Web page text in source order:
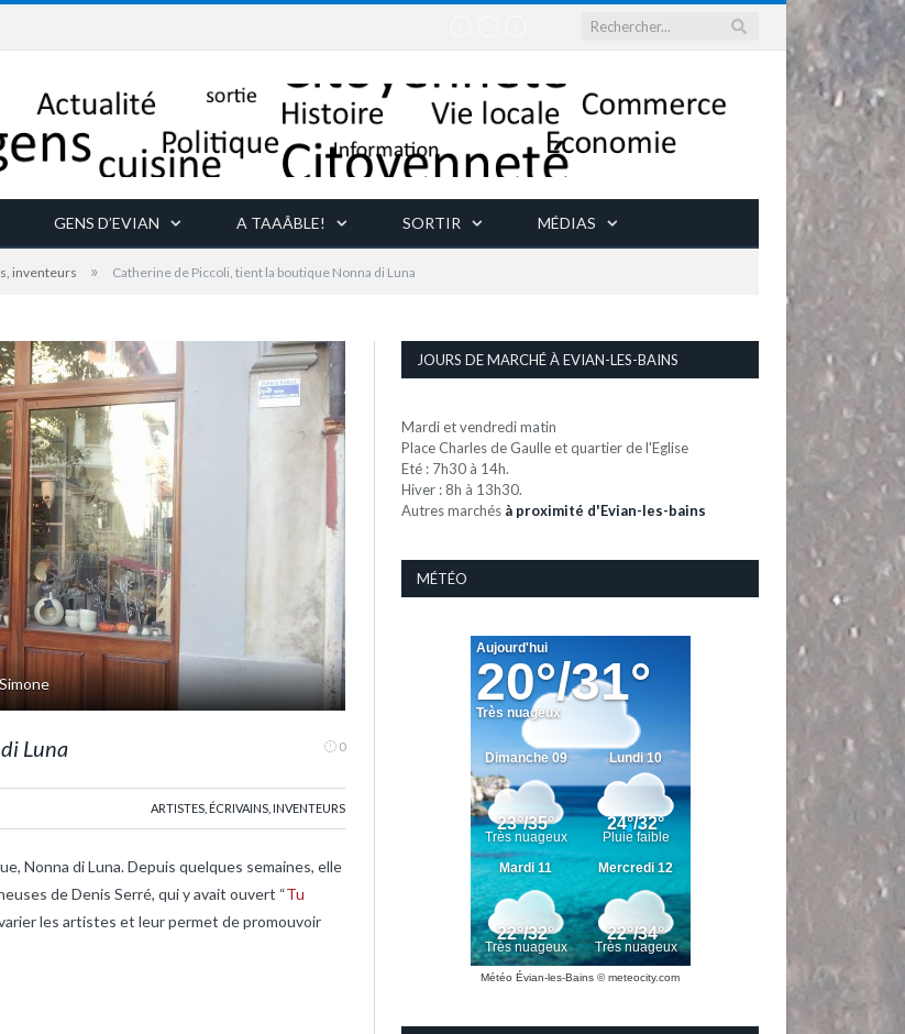
GENS D’EVIAN A TAAÂBLE! SORTIR MÉDIAS
inventeurs » Catherine de Piccoli, tient la boutique Nonna di Luna
démarche artistique
Luna 0
ARTISTES, ÉCRIVAINS, INVENTEURS
Nonna di Luna. Depuis quelques semaines, elle
de Denis Serré, qui y avait ouvert “Tu
les artistes et leur permet de promouvoir
JOURS DE MARCHÉ À EVIAN-LES-BAINS
Mardi et vendredi matin
Place Charles de Gaulle et quartier de l'Eglise
Eté : 7h30 à 14h.
Hiver : 8h à 13h30.
Autres marchés à proximité d'Evian-les-bains
MÉTÉO
Météo Évian-les-Bains © meteocity.com